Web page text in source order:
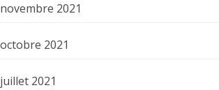
novembre 2021
octobre 2021
juillet 2021